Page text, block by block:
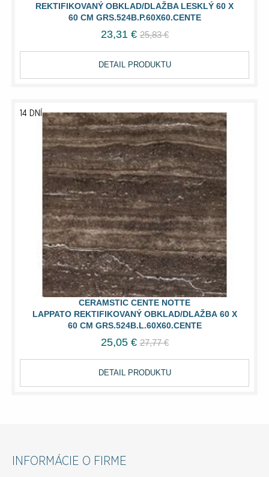
REKTIFIKOVANÝ OBKLAD/DLAŽBA LESKLÝ 60 X
60 CM GRS.524B.P.60X60.CENTE
23,31 € 25,83 €
DETAIL PRODUKTU
CERAMSTIC CENTE NOTTE
LAPPATO REKTIFIKOVANÝ OBKLAD/DLAŽBA 60 X
60 CM GRS.524B.L.60X60.CENTE
14 DNÍ
25,05 € 27,77 €
DETAIL PRODUKTU
INFORMÁCIE O FIRME